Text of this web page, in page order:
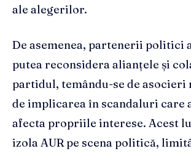
ale alegerilor.
De asemenea, partenerii politici
putea reconsidera alianțele și
partidul, temându-se de asocieri
de implicarea în scandaluri care
afecta propriile interese. Acest
izola AUR pe scena politică,